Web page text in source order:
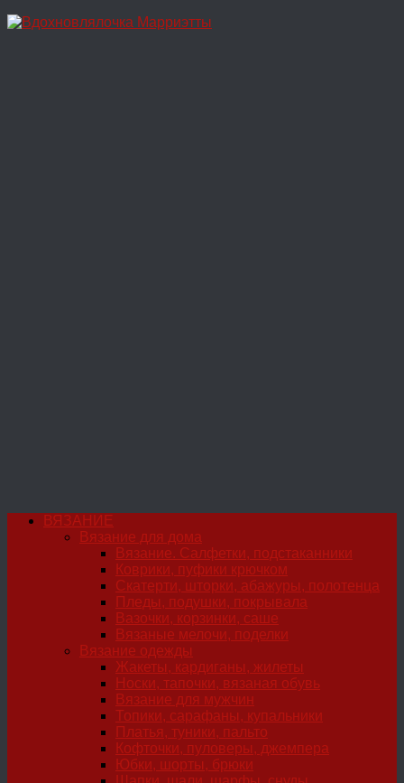
Перейти
ВЯЗАНИЕ
Вязание для дома
Вязание. Салфетки, подстаканники
Коврики, пуфики крючком
Скатерти, шторки, абажуры, полотенца
Пледы, подушки, покрывала
Вазочки, корзинки, саше
Вязаные мелочи, поделки
Вязание одежды
Жакеты, кардиганы, жилеты
Носки, тапочки, вязаная обувь
Вязание для мужчин
Топики, сарафаны, купальники
Платья, туники, пальто
Кофточки, пуловеры, джемпера
Юбки, шорты, брюки